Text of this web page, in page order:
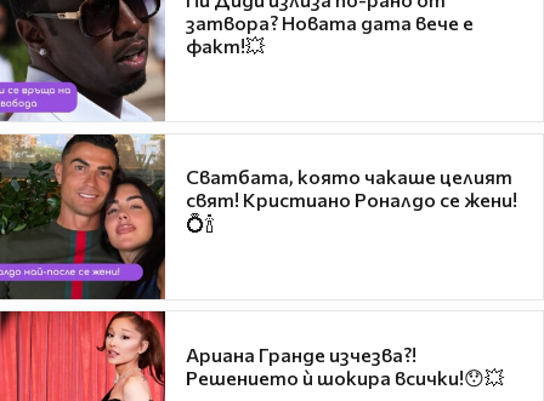
затвора? Новата дата вече е
факт!💥
Сватбата, която чакаше целият
свят! Кристиано Роналдо се жени!
💍🍾
Ариана Гранде изчезва?!
Решението ѝ шокира всички!😯💥